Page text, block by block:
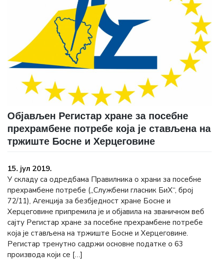
Објављен Регистар хране за посебне
прехрамбене потребе која је стављена на
тржиште Босне и Херцеговине
15. јул 2019.
У складу са одредбама Правилника о храни за посебне
прехрамбене потребе („Службени гласник БиХ“, број
72/11), Агенција за безбједност хране Босне и
Херцеговине припремила је и објавила на званичном веб
сајту Регистар хране за посебне прехрамбене потребе
која је стављена на тржиште Босне и Херцеговине.
Регистар тренутно садржи основне податке о 63
производа који се […]